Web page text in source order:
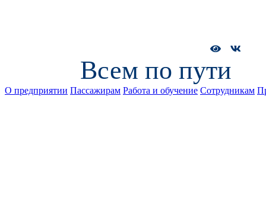
Всем по пути
О предприятии Пассажирам Работа и обучение Сотрудникам